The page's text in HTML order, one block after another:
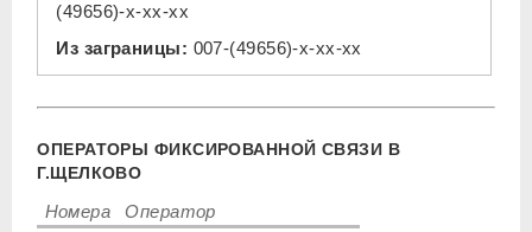
(49656)-x-xx-xx
Из заграницы: 007-(49656)-x-xx-xx
ОПЕРАТОРЫ ФИКСИРОВАННОЙ СВЯЗИ В
Г.ЩЕЛКОВО
Номера Оператор